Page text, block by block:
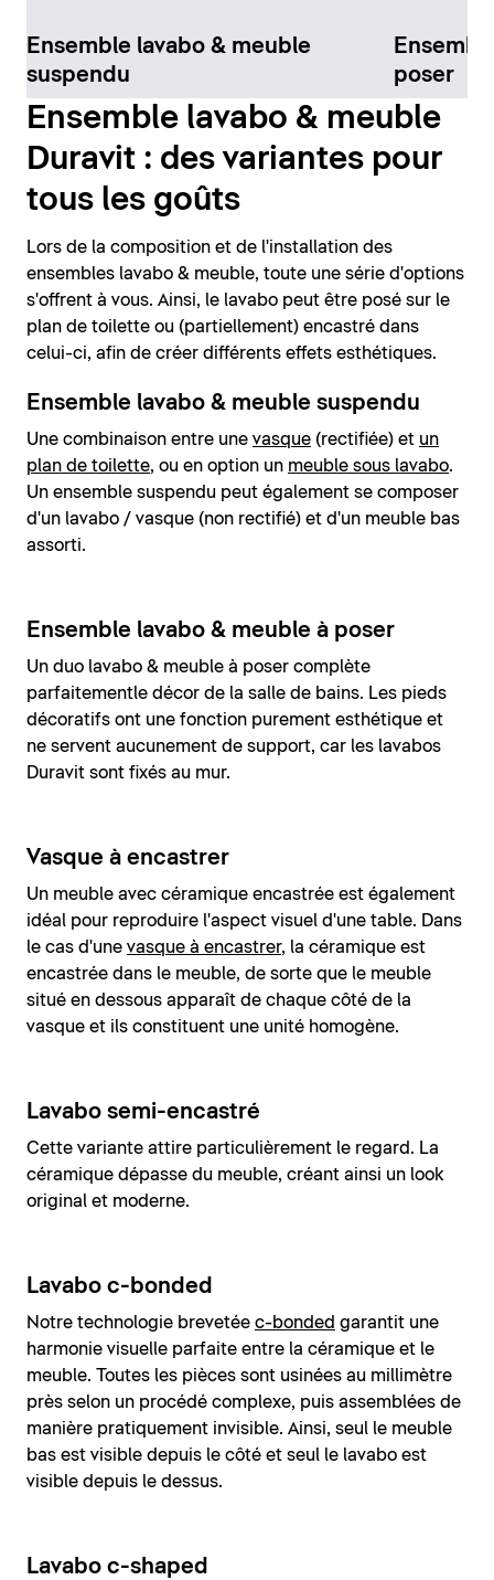
Ensemble lavabo & meuble
suspendu
poser
Ensemble lavabo & meuble
Duravit : des variantes pour
tous les goûts
Lors de la composition et de l'installation des
ensembles lavabo & meuble, toute une série d'options
s'offrent à vous. Ainsi, le lavabo peut être posé sur le
plan de toilette ou (partiellement) encastré dans
celui-ci, afin de créer différents effets esthétiques.
Ensemble lavabo & meuble suspendu
Une combinaison entre une vasque (rectifiée) et un
plan de toilette, ou en option un meuble sous lavabo.
Un ensemble suspendu peut également se composer
d'un lavabo / vasque (non rectifié) et d'un meuble bas
assorti.
Ensemble lavabo & meuble à poser
Un duo lavabo & meuble à poser complète
parfaitementle décor de la salle de bains. Les pieds
décoratifs ont une fonction purement esthétique et
ne servent aucunement de support, car les lavabos
Duravit sont fixés au mur.
Vasque à encastrer
Un meuble avec céramique encastrée est également
idéal pour reproduire l'aspect visuel d'une table. Dans
le cas d'une vasque à encastrer, la céramique est
encastrée dans le meuble, de sorte que le meuble
situé en dessous apparaît de chaque côté de la
vasque et ils constituent une unité homogène.
Lavabo semi-encastré
Cette variante attire particulièrement le regard. La
céramique dépasse du meuble, créant ainsi un look
original et moderne.
Lavabo c-bonded
Notre technologie brevetée c-bonded garantit une
harmonie visuelle parfaite entre la céramique et le
meuble. Toutes les pièces sont usinées au millimètre
près selon un procédé complexe, puis assemblées de
manière pratiquement invisible. Ainsi, seul le meuble
bas est visible depuis le côté et seul le lavabo est
visible depuis le dessus.
Lavabo c-shaped